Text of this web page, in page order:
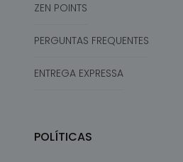
ZEN POINTS
PERGUNTAS FREQUENTES
ENTREGA EXPRESSA
POLÍTICAS